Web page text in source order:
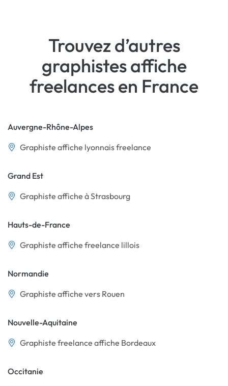
Trouvez d’autres
graphistes affiche
freelances en France
Auvergne-Rhône-Alpes
Graphiste affiche lyonnais freelance
Grand Est
Graphiste affiche à Strasbourg
Hauts-de-France
Graphiste affiche freelance lillois
Normandie
Graphiste affiche vers Rouen
Nouvelle-Aquitaine
Graphiste freelance affiche Bordeaux
Occitanie